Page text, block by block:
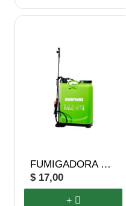
FUMIGADORA MANUAL 20L
$ 17,00
+